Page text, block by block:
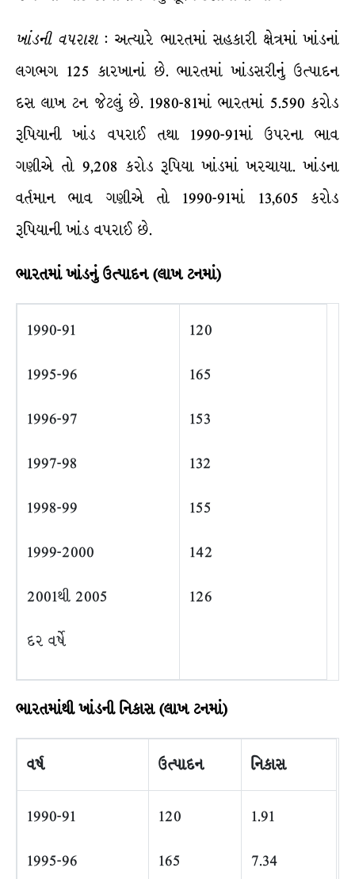
ખાંડની વપરાશ: અત્યારે ભારતમાં સહકારી ક્ષેત્રમાં ખાંડનાં
લગભગ 125 કારખાનાં છે. ભારતમાં ખાંડસરીનું ઉત્પાદન
દસ લાખ ટન જેટલું છે. 1980-81માં ભારતમાં 5.590 કરોડ
રૂપિયાની ખાંડ વપરાઈ તથા 1990-91માં ઉપરના ભાવ
ગણીએ તો 9,208 કરોડ રૂપિયા ખાંડમાં ખરચાયા. ખાંડના
વર્તમાન ભાવ ગણીએ તો 1990-91માં 13,605 કરોડ
રૂપિયાની ખાંડ વપરાઈ છે.
ભારતમાં ખાંડનું ઉત્પાદન(લાખ ટનમાં)
1990-91
1995-96
1996-97
1997-98
1998-99
1999-2000
2001થી 2005
દર વર્ષે
120
165
153
132
155
142
126
ભારતમાંથી ખાંડની નિકાસ(લાખ ટનમાં)
વર્ષ ઉત્પાદન નિકાસ
1990-91
1995-96
120
165
1.91
7.34